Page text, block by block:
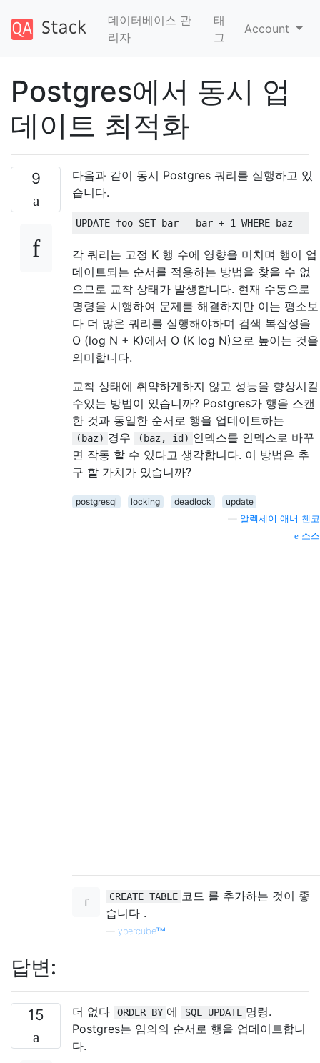
데이터베이스 관
리자
태
그
Account
Postgres에서 동시 업
데이트 최적화
9
다음과 같이 동시 Postgres 쿼리를 실행하고 있
습니다.
UPDATE foo SET bar = bar + 1 WHERE baz =
각 쿼리는 고정 K 행 수에 영향을 미치며 행이 업
데이트되는 순서를 적용하는 방법을 찾을 수 없
으므로 교착 상태가 발생합니다. 현재 수동으로
명령을 시행하여 문제를 해결하지만 이는 평소보
다 더 많은 쿼리를 실행해야하며 검색 복잡성을
O (log N + K)에서 O (K log N)으로 높이는 것을
의미합니다.
교착 상태에 취약하게하지 않고 성능을 향상시킬
수있는 방법이 있습니까? Postgres가 행을 스캔
한 것과 동일한 순서로 행을 업데이트하는
(baz) 경우 (baz, id) 인덱스를 인덱스로 바꾸
면 작동 할 수 있다고 생각합니다. 이 방법은 추
구 할 가치가 있습니까?
postgresql locking deadlock
update
알렉세이 애버 첸코
소스
CREATE TABLE 코드 를 추가하는 것이 좋
습니다 .
ypercubeᵀᴹ
답변:
15 더 없다 ORDER BY 에 SQL UPDATE 명령.
Postgres는 임의의 순서로 행을 업데이트합니
다.